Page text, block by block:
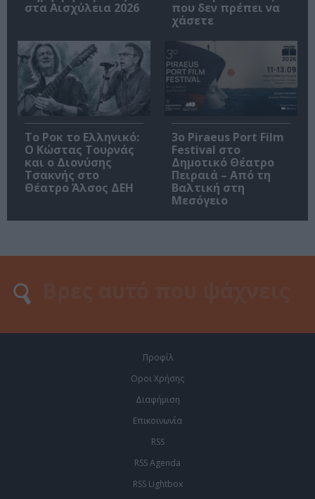
στα Αισχύλεια 2026
που δεν πρέπει να
χάσετε
Το Ροκ το Ελληνικό:
Ο Κώστας Τουρνάς
και ο Διονύσης
Τσακνής στο
Θέατρο Άλσος ΔΕΗ
3o Piraeus Port Film
Festival στο
Δημοτικό Θέατρο
Πειραιά – Από τη
Βαλτική στη
Μεσόγειο
Προφίλ
Οροι Χρήσης
Διαφήμιση
Επικοινωνία
RSS
RSS Agenda
RSS Lightbox